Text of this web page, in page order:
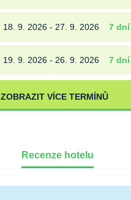
18. 9. 2026 - 27. 9. 2026 7 dní
19. 9. 2026 - 26. 9. 2026 7 dní
ZOBRAZIT VÍCE TERMÍNŮ
Recenze hotelu